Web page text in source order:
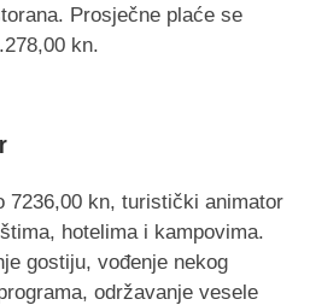
Prosječne plaće se
kn.
7236,00 kn, turistički animator
hotelima i kampovima.
gostiju, vođenje nekog
održavanje vesele